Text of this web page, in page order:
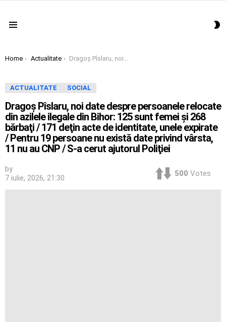
You are here:
Home Actualitate Dragoş Pîslaru, noi date despre persoanele relocate din azilele ilegale din Bihor: 125 sunt femei şi 268 bărbaţi / 171 deţin acte de identitate, unele expirate / Pentru 19 persoane nu există date privind vârsta, 11 nu au CNP / S-a cerut ajutorul Poliţiei
ACTUALITATE SOCIAL
Dragoş Pîslaru, noi date despre persoanele relocate
din azilele ilegale din Bihor: 125 sunt femei şi 268
bărbaţi / 171 deţin acte de identitate, unele expirate
/ Pentru 19 persoane nu există date privind vârsta,
11 nu au CNP / S-a cerut ajutorul Poliţiei
by
7 iulie, 2026, 21:30
500 Votes